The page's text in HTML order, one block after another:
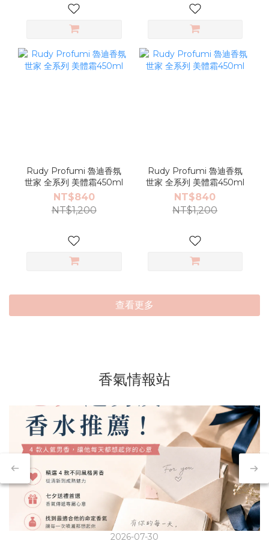
Rudy Profumi 魯迪香氛
世家 全系列 美體霜450ml
NT$840
NT$1,200
Rudy Profumi 魯迪香氛
世家 全系列 美體霜450ml
NT$840
NT$1,200
查看更多
香氣情報站
2026-07-30